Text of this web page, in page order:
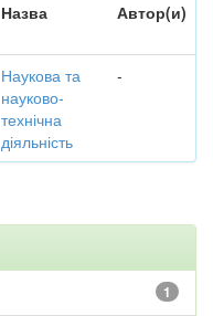
Назва Автор(и)
Наукова та
науково-
технічна
діяльність
-
1